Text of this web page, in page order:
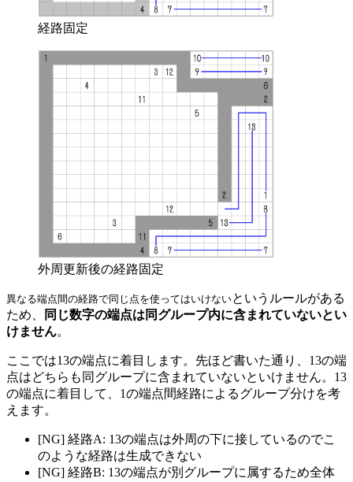
経路固定
外周更新後の経路固定
異なる端点間の経路で同じ点を使ってはいけないというルールがある
ため、
同じ数字の端点は同グループ内に含まれていないとい
けません。
ここでは13の端点に着目します。先ほど書いた通り、13の端
点はどちらも同グループに含まれていないといけません。13
の端点に着目して、1の端点間経路によるグループ分けを考
えます。
[NG] 経路A: 13の端点は外周の下に接しているのでこ
のような経路は生成できない
[NG] 経路B: 13の端点が別グループに属するため全体